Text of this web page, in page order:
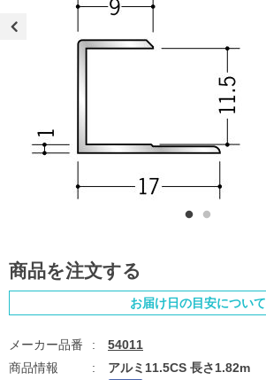
商品を注文する
お届け日の目安について
54011
アルミ11.5CS 長さ1.82m